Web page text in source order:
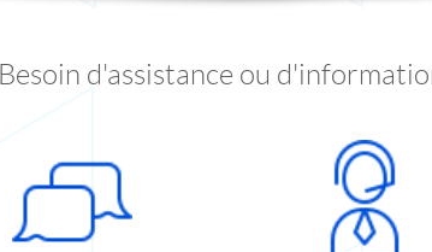
Besoin d'assistance ou